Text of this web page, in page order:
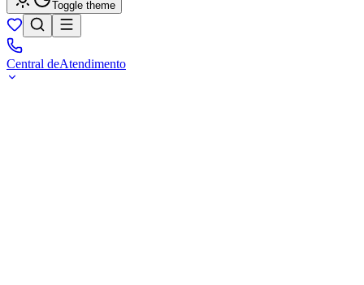
Toggle theme
Central deAtendimento